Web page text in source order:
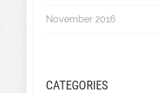
November 2016
CATEGORIES